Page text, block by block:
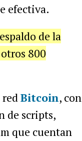
efectiva.
de la
800
Bitcoin, con
de scripts,
que cuentan